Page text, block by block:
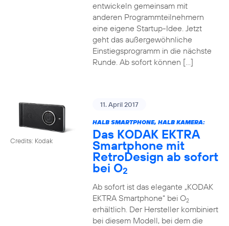
entwickeln gemeinsam mit
anderen Programmteilnehmern
eine eigene Startup-Idee. Jetzt
geht das außergewöhnliche
Einstiegsprogramm in die nächste
Runde. Ab sofort können […]
Credits: Kodak
11. April 2017
HALB SMARTPHONE, HALB KAMERA:
Das KODAK EKTRA
Smartphone mit
RetroDesign ab sofort
bei O2
Ab sofort ist das elegante „KODAK
EKTRA Smartphone“ bei O2
erhältlich. Der Hersteller kombiniert
bei diesem Modell, bei dem die